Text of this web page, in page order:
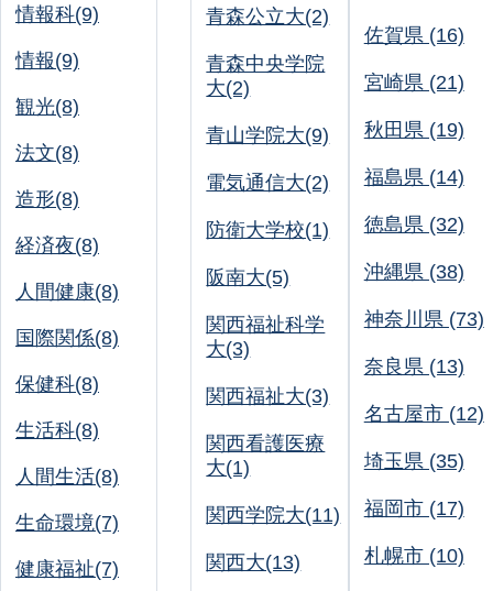
情報科(9)
情報(9)
観光(8)
法文(8)
造形(8)
経済夜(8)
人間健康(8)
国際関係(8)
保健科(8)
生活科(8)
人間生活(8)
生命環境(7)
健康福祉(7)
青森公立大(2)
青森中央学院
大(2)
青山学院大(9)
電気通信大(2)
防衛大学校(1)
阪南大(5)
関西福祉科学
大(3)
関西福祉大(3)
関西看護医療
大(1)
関西学院大(11)
関西大(13)
佐賀県 (16)
宮崎県 (21)
秋田県 (19)
福島県 (14)
徳島県 (32)
沖縄県 (38)
神奈川県 (73)
奈良県 (13)
名古屋市 (12)
埼玉県 (35)
福岡市 (17)
札幌市 (10)